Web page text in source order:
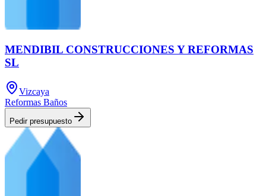
MENDIBIL CONSTRUCCIONES Y REFORMAS
SL
Vizcaya
Reformas Baños
Pedir presupuesto